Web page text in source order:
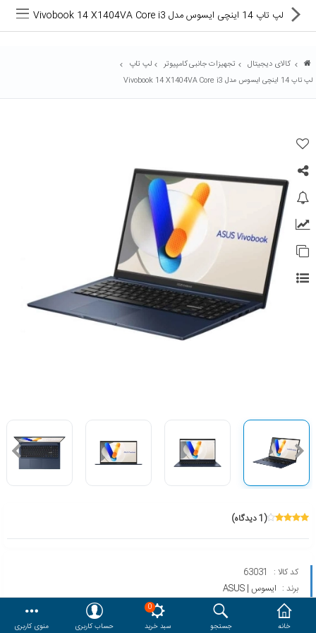
لوازم التحریر
کارتریج و تونر
تجهیزات فروشگاهی و بانکی
دستگاه صحافی و پرس
ماشین حساب
مقایسه محصولات مورد علاقه
دسترسی کاربری حساب کاربری
خانه جستجو
0
سبد خرید
حساب کاربری منوی کاربری
لپ تاپ 14 اینچی ایسوس مدل Vivobook 14 X1404VA Core i3
کالای دیجیتال تجهیزات جانبی کامپیوتر لپ تاپ
لپ تاپ 14 اینچی ایسوس مدل Vivobook 14 X1404VA Core i3
(1 دیدگاه)
کد کالا :
برند : ایسوس | ASUS
مدل :